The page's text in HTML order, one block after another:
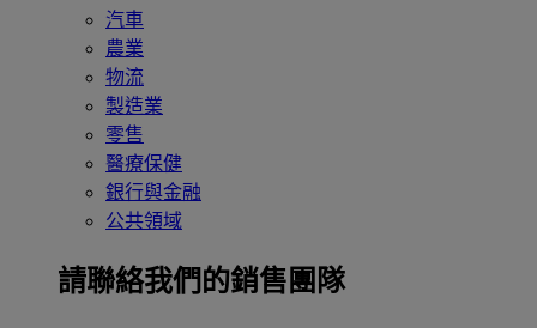
汽車
農業
物流
製造業
零售
醫療保健
銀行與金融
公共領域
請聯絡我們的銷售團隊